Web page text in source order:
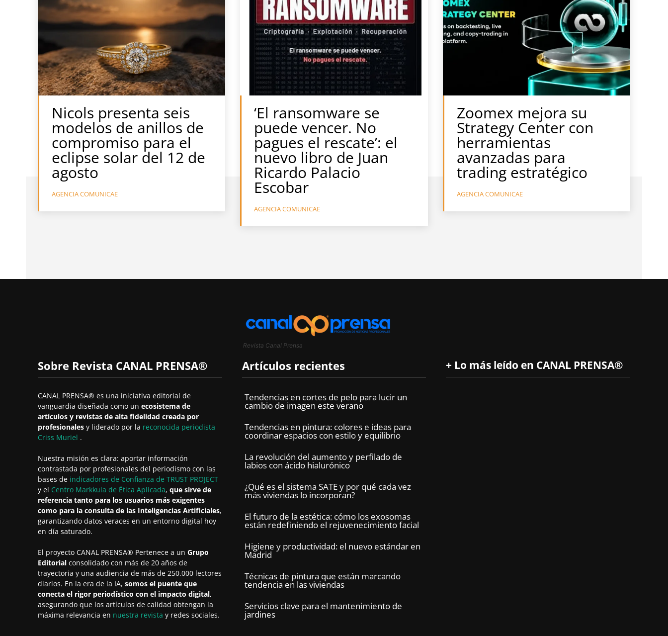
Nicols presenta seis
modelos de anillos de
compromiso para el
eclipse solar del 12 de
agosto
AGENCIA COMUNICAE
‘El ransomware se
puede vencer. No
pagues el rescate’: el
nuevo libro de Juan
Ricardo Palacio
Escobar
AGENCIA COMUNICAE
Zoomex mejora su
Strategy Center con
herramientas
avanzadas para
trading estratégico
AGENCIA COMUNICAE
Revista Canal Prensa
Sobre Revista CANAL PRENSA®
CANAL PRENSA® es una iniciativa editorial de
vanguardia diseñada como un ecosistema de
artículos y revistas de alta fidelidad creada por
profesionales y liderado por la reconocida periodista
Criss Muriel .
Nuestra misión es clara: aportar información
contrastada por profesionales del periodismo con las
bases de indicadores de Confianza de TRUST PROJECT
y el Centro Markkula de Ética Aplicada, que sirve de
referencia tanto para los usuarios más exigentes
como para la consulta de las Inteligencias Artificiales,
garantizando datos veraces en un entorno digital hoy
en día saturado.
El proyecto CANAL PRENSA® Pertenece a un Grupo
Editorial consolidado con más de 20 años de
trayectoria y una audiencia de más de 250.000 lectores
diarios. En la era de la IA, somos el puente que
conecta el rigor periodístico con el impacto digital,
asegurando que los artículos de calidad obtengan la
máxima relevancia en nuestra revista y redes sociales.
Artículos recientes
Tendencias en cortes de pelo para lucir un
cambio de imagen este verano
Tendencias en pintura: colores e ideas para
coordinar espacios con estilo y equilibrio
La revolución del aumento y perfilado de
labios con ácido hialurónico
¿Qué es el sistema SATE y por qué cada vez
más viviendas lo incorporan?
El futuro de la estética: cómo los exosomas
están redefiniendo el rejuvenecimiento facial
Higiene y productividad: el nuevo estándar en
Madrid
Técnicas de pintura que están marcando
tendencia en las viviendas
Servicios clave para el mantenimiento de
jardines
+ Lo más leído en CANAL PRENSA®